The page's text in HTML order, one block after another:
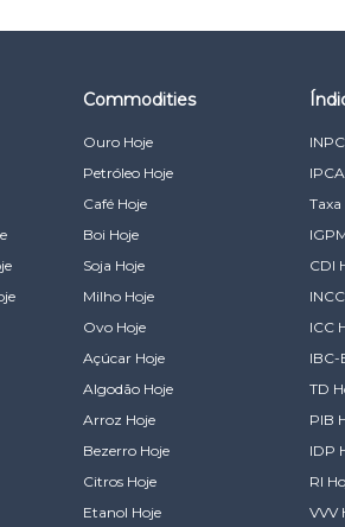
Commodities
Ouro Hoje
Petróleo Hoje
Café Hoje
Boi Hoje
Soja Hoje
Milho Hoje
Ovo Hoje
Açúcar Hoje
Algodão Hoje
Arroz Hoje
Bezerro Hoje
Citros Hoje
Etanol Hoje
Taxa
CDI
ICC
IBC-
TD
PIB
IDP
RI
VVV